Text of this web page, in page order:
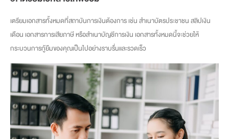
เตรียมเอกสารทั้งหมดที่สถาบันการเงินต้องการ เช่น สำเนาบัตรประชาชน สลิปเงิน
เดือน เอกสารการเสียภาษี หรือสำเนาบัญชีการเงิน เอกสารทั้งหมดนี้จะช่วยให้
กระบวนการกู้ยืมของคุณเป็นไปอย่างราบรื่นและรวดเร็ว